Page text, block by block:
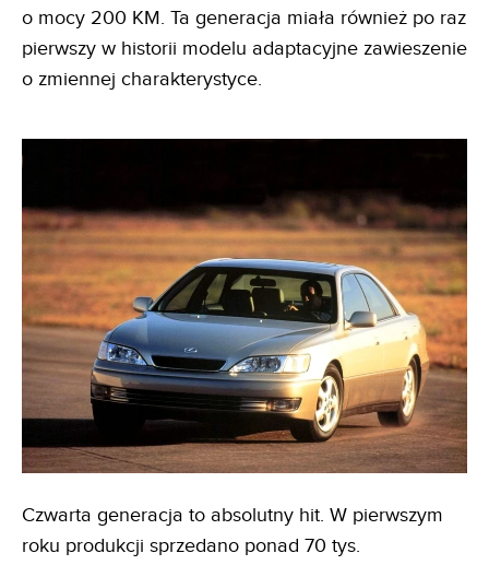
o mocy 200 KM. Ta generacja miała również po raz
pierwszy w historii modelu adaptacyjne zawieszenie
o zmiennej charakterystyce.
Czwarta generacja to absolutny hit. W pierwszym
roku produkcji sprzedano ponad 70 tys.